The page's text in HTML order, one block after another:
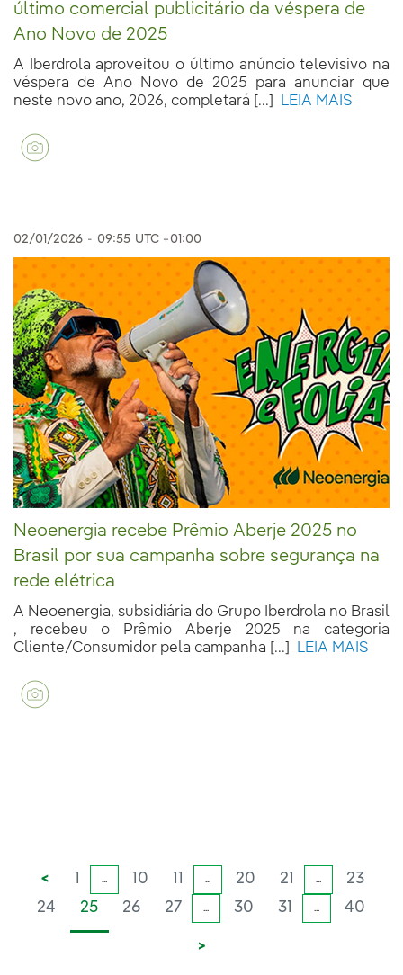
último comercial publicitário da véspera de
Ano Novo de 2025
A Iberdrola aproveitou o último anúncio televisivo na
véspera de Ano Novo de 2025 para anunciar que
neste novo ano, 2026, completará [...]
LEIA MAIS
02/01/2026 - 09:55 UTC +01:00
Neoenergia recebe Prêmio Aberje 2025 no
Brasil por sua campanha sobre segurança na
rede elétrica
A Neoenergia, subsidiária do Grupo Iberdrola no Brasil
, recebeu o Prêmio Aberje 2025 na categoria
Cliente/Consumidor pela campanha [...]
LEIA MAIS
< 1 ... 10 11 ... 20 21 ...
23
24
25 26 27 ... 30 31 ... 40
>